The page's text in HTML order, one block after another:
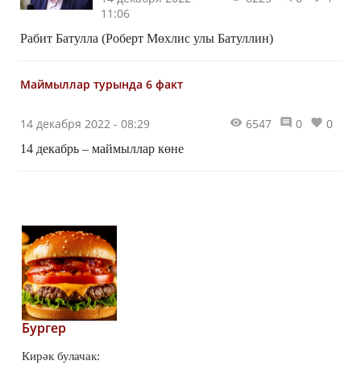
11:06
Рабит Батулла (Роберт Мөхлис улы Батуллин)
Маймыллар турында 6 факт
14 декабря 2022 - 08:29 6547 0 0
14 декабрь – маймыллар көне
Бургер
Кирәк булачак: